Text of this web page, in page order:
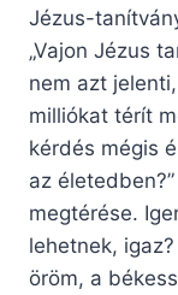
Jézus-
„Vajon Jézus
nem azt
milliókat térít
kérdés mégis
az
megtérése.
lehetnek,
öröm, a